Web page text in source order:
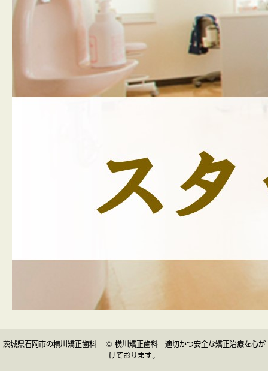
茨城県石岡市の横川矯正歯科 © 横川矯正歯科 適切かつ安全な矯正治療を心が
けております。